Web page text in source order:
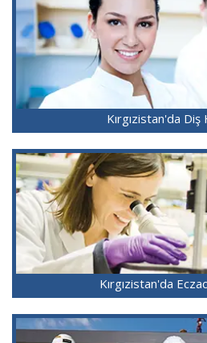
Kırgızistan'da Diş
Kırgızistan'da